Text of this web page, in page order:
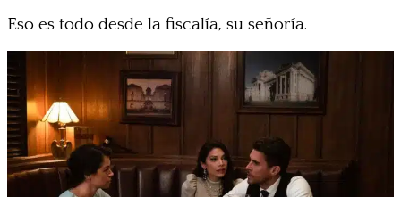
Eso es todo desde la fiscalía, su señoría.